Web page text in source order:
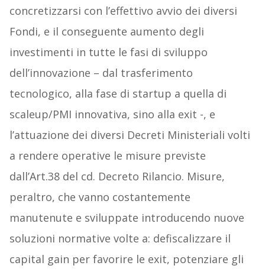
concretizzarsi con l’effettivo avvio dei diversi
Fondi, e il conseguente aumento degli
investimenti in tutte le fasi di sviluppo
dell’innovazione – dal trasferimento
tecnologico, alla fase di startup a quella di
scaleup/PMI innovativa, sino alla exit -, e
l’attuazione dei diversi Decreti Ministeriali volti
a rendere operative le misure previste
dall’Art.38 del cd. Decreto Rilancio. Misure,
peraltro, che vanno costantemente
manutenute e sviluppate introducendo nuove
soluzioni normative volte a: defiscalizzare il
capital gain per favorire le exit, potenziare gli